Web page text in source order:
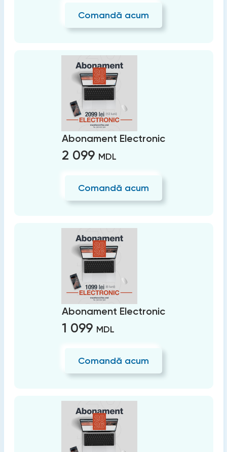
Comandă acum
Abonament Electronic
2 099 MDL
Comandă acum
Abonament Electronic
1 099 MDL
Comandă acum